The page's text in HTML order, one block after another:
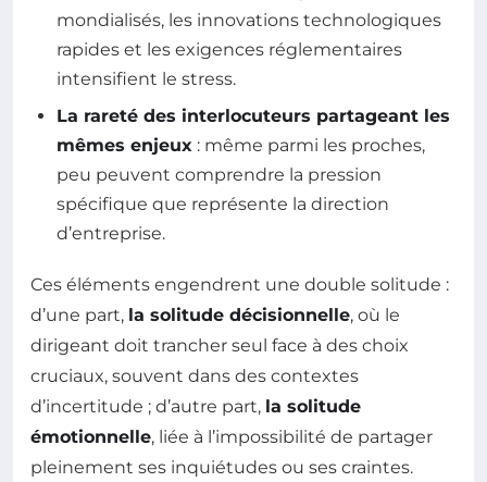
mondialisés, les innovations technologiques
rapides et les exigences réglementaires
intensifient le stress.
La rareté des interlocuteurs partageant les
mêmes enjeux : même parmi les proches,
peu peuvent comprendre la pression
spécifique que représente la direction
d’entreprise.
Ces éléments engendrent une double solitude :
d’une part, la solitude décisionnelle, où le
dirigeant doit trancher seul face à des choix
cruciaux, souvent dans des contextes
d’incertitude ; d’autre part, la solitude
émotionnelle, liée à l’impossibilité de partager
pleinement ses inquiétudes ou ses craintes.